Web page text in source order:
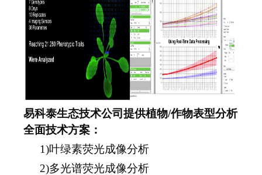
易科泰生态技术公司提供植物/作物表型分析
全面技术方案：
1)叶绿素荧光成像分析
2)多光谱荧光成像分析